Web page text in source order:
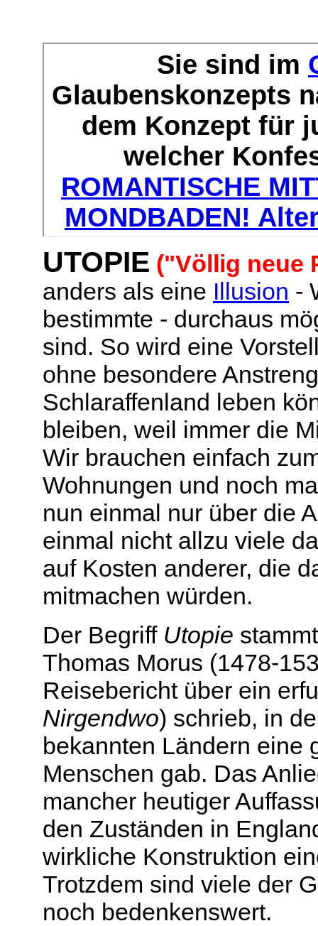
UTOPIE ("Völlig neue
anders als eine Illusion -
bestimmte - durchaus
sind. So wird eine
ohne besondere
Schlaraffenland leben
bleiben, weil immer die
Wir brauchen einfach
Wohnungen und noch
nun einmal nur über die
einmal nicht allzu viele
auf Kosten anderer, die
mitmachen würden.
Der Begriff Utopie
Thomas Morus (1478-
Reisebericht über ein
Nirgendwo) schrieb, in
bekannten Ländern eine
Menschen gab. Das
mancher heutiger
den Zuständen in
wirkliche Konstruktion
Trotzdem sind viele der
noch bedenkenswert.